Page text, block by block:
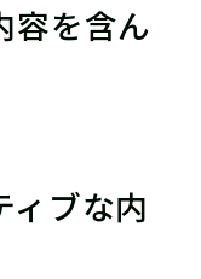
容を含ん
ィブな内